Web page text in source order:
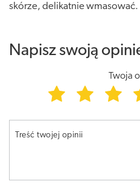
skórze, delikatnie wmasować.
Napisz swoją
Twoja
Treść twojej opinii